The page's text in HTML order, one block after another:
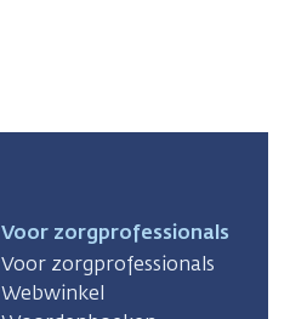
Voor zorgprofessionals
Voor zorgprofessionals
Webwinkel